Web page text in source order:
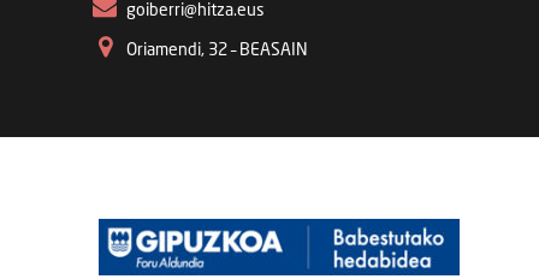
goiberri@hitza.eus
Oriamendi, 32 – BEASAIN